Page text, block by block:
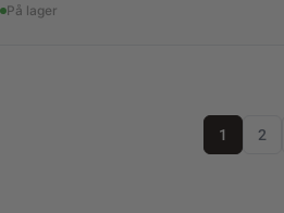
På lager
1 2